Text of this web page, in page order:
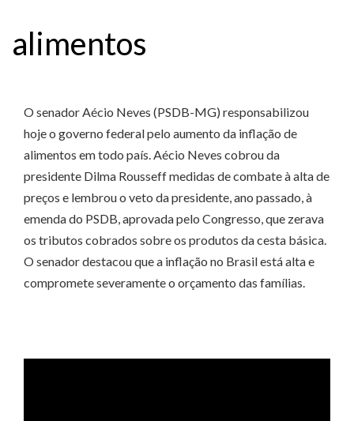
alimentos
O senador Aécio Neves (PSDB-MG) responsabilizou
hoje o governo federal pelo aumento da inflação de
alimentos em todo país. Aécio Neves cobrou da
presidente Dilma Rousseff medidas de combate à alta de
preços e lembrou o veto da presidente, ano passado, à
emenda do PSDB, aprovada pelo Congresso, que zerava
os tributos cobrados sobre os produtos da cesta básica.
O senador destacou que a inflação no Brasil está alta e
compromete severamente o orçamento das famílias.